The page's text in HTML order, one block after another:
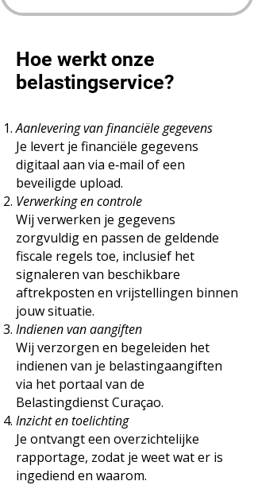
Hoe werkt onze
belastingservice?
Aanlevering van financiële gegevens
Je levert je financiële gegevens
digitaal aan via e‑mail of een
beveiligde upload.
Verwerking en controle
Wij verwerken je gegevens
zorgvuldig en passen de geldende
fiscale regels toe, inclusief het
signaleren van beschikbare
aftrekposten en vrijstellingen binnen
jouw situatie.
Indienen van aangiften
Wij verzorgen en begeleiden het
indienen van je belastingaangiften
via het portaal van de
Belastingdienst Curaçao.
Inzicht en toelichting
Je ontvangt een overzichtelijke
rapportage, zodat je weet wat er is
ingediend en waarom.